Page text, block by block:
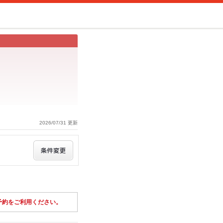
2026/07/31 更新
をご利用ください。